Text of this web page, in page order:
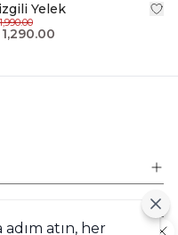
Yelek
adım atın, her